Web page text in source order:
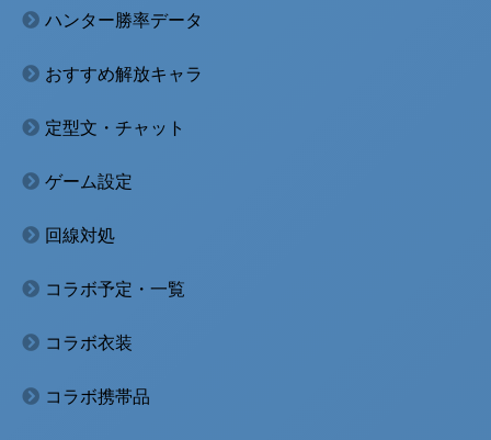
ハンター勝率データ
おすすめ解放キャラ
定型文・チャット
ゲーム設定
回線対処
コラボ予定・一覧
コラボ衣装
コラボ携帯品